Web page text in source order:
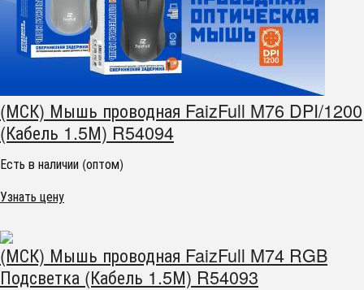
(МСК) Мышь проводная FaizFull M76 DPI/1200
(Кабель 1.5М) R54094
Есть в наличии (оптом)
Узнать цену
(МСК) Мышь проводная FaizFull M74 RGB
Подсветка (Кабель 1.5М) R54093